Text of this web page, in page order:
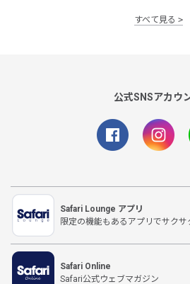
すべて見る
公式SNSアカウ
Safari Lounge アプリ
限定の機能もあるアプリでサクサ
Safari Online
Safari公式ウェブマガジン